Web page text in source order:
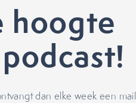
hoogte
dan elke week een mail